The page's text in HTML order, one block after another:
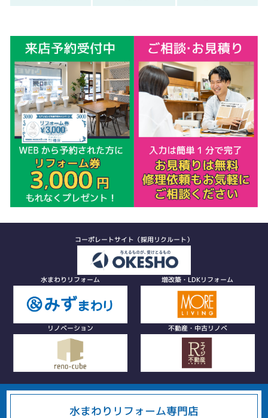
コーポレートサイト（採用リクルート）
水まわりリフォーム 増改築・LDKリフォーム
リノベーション 不動産・中古リノベ
水まわりリフォーム専門店